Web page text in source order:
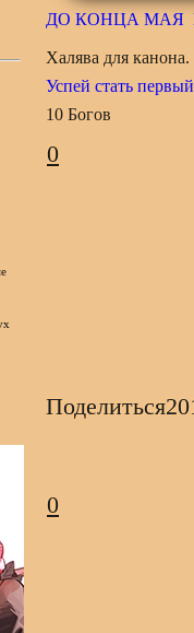
ДО КОНЦА МАЯ
Халява для канона.
Успей стать
10 Богов
0
Поделиться
0